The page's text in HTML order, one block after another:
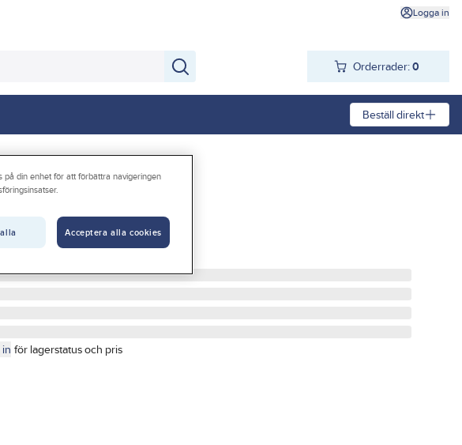
Logga in
Orderrader: 0
Beställ direkt
sits, mjuksits, Ifö Cera
FÖR IFÖ CERA FRÅN 1996
in för lagerstatus och pris
på din enhet för att förbättra navigeringen
Acceptera alla cookies